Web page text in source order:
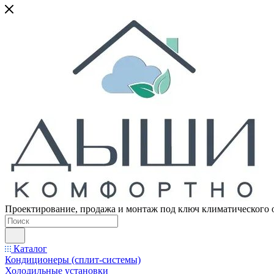
Проектирование, продажа и монтаж под ключ климатического
Каталог
Кондиционеры (сплит-системы)
Холодильные установки